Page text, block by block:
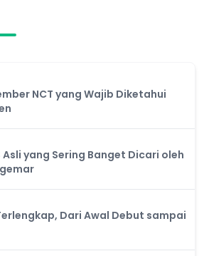
NCT yang Wajib Diketahui
Asli yang Sering Banget Dicari oleh
Dari Awal Debut sampai